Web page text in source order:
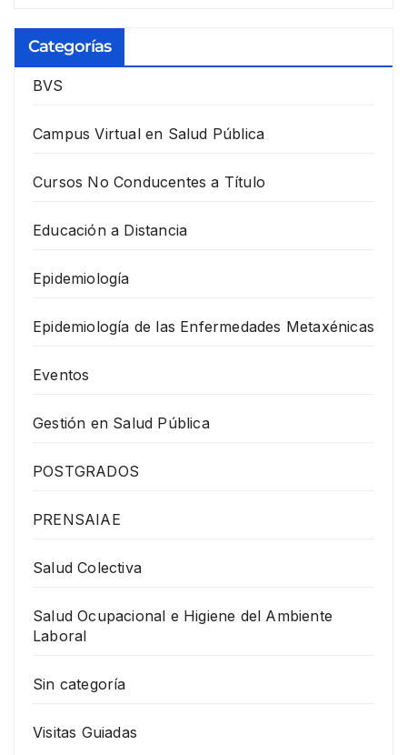
Categorías
BVS
Campus Virtual en Salud Pública
Cursos No Conducentes a Título
Educación a Distancia
Epidemiología
Epidemiología de las Enfermedades Metaxénicas
Eventos
Gestión en Salud Pública
POSTGRADOS
PRENSAIAE
Salud Colectiva
Salud Ocupacional e Higiene del Ambiente
Laboral
Sin categoría
Visitas Guiadas